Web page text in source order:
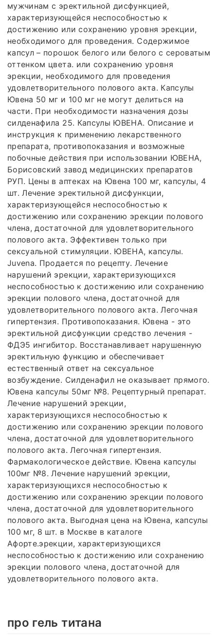
мужчинам с эректильной дисфункцией,
характеризующейся неспособностью к
достижению или сохранению уровня эрекции,
необходимого для проведения. Содержимое
капсул – порошок белого или белого с сероватым
оттенком цвета. или сохранению уровня
эрекции, необходимого для проведения
удовлетворительного полового акта. Капсулы
Ювена 50 мг и 100 мг не могут делиться на
части. При необходимости назначения дозы
силденафила 25. Капсулы ЮВЕНА. Описание и
инструкция к применению лекарственного
препарата, противопоказания и возможные
побочные действия при использовании ЮВЕНА,
Борисовский завод медицинских препаратов
РУП. Цены в аптеках на Ювена 100 мг, капсулы, 4
шт. Лечение эректильной дисфункции,
характеризующейся неспособностью к
достижению или сохранению эрекции полового
члена, достаточной для удовлетворительного
полового акта. Эффективен только при
сексуальной стимуляции. ЮВЕНА, капсулы.
Juvena. Продается по рецепту. Лечение
нарушений эрекции, характеризующихся
неспособностью к достижению или сохранению
эрекции полового члена, достаточной для
удовлетворительного полового акта. Легочная
гипертензия. Противопоказания. Ювена - это
эректильной дисфункции средство лечения -
ФДЭ5 ингибитор. Восстанавливает нарушенную
эректильную функцию и обеспечивает
естественный ответ на сексуальное
возбуждение. Силденафил не оказывает прямого.
Ювена капсулы 50мг №8. Рецептурный препарат.
Лечение нарушений эрекции,
характеризующихся неспособностью к
достижению или сохранению эрекции полового
члена, достаточной для удовлетворительного
полового акта. Легочная гипертензия.
Фармакологическое действие. Ювена капсулы
100мг №8. Лечение нарушений эрекции,
характеризующихся неспособностью к
достижению или сохранению эрекции полового
члена, достаточной для удовлетворительного
полового акта. Выгодная цена на Ювена, капсулы
100 мг, 8 шт. в Москве в каталоге
Афорте.эрекции, характеризующихся
неспособностью к достижению или сохранению
эрекции полового члена, достаточной для
удовлетворительного полового акта.
про гель титана